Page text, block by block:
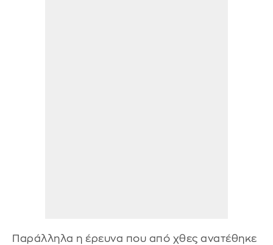
Παράλληλα η έρευνα που από χθες ανατέθηκε